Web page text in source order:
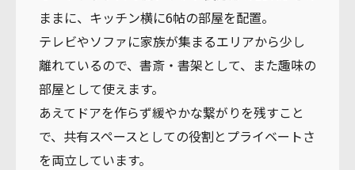
ままに、キッチン横に6帖の部屋を配置。
テレビやソファに家族が集まるエリアから少し
離れているので、書斎・書架として、また趣味の
部屋として使えます。
あえてドアを作らず緩やかな繋がりを残すこと
で、共有スペースとしての役割とプライベートさ
を両立しています。